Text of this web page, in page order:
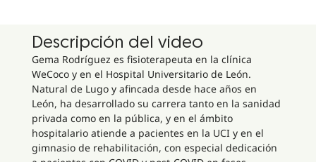
Descripción del video
Gema Rodríguez es fisioterapeuta en la clínica
WeCoco y en el Hospital Universitario de León.
Natural de Lugo y afincada desde hace años en
León, ha desarrollado su carrera tanto en la sanidad
privada como en la pública, y en el ámbito
hospitalario atiende a pacientes en la UCI y en el
gimnasio de rehabilitación, con especial dedicación